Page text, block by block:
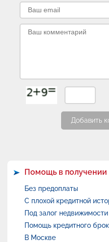
Добавить
Помощь в получении
Без предоплаты
С плохой кредитной
Под залог недвижимости
Помощь кредитного
В Москве